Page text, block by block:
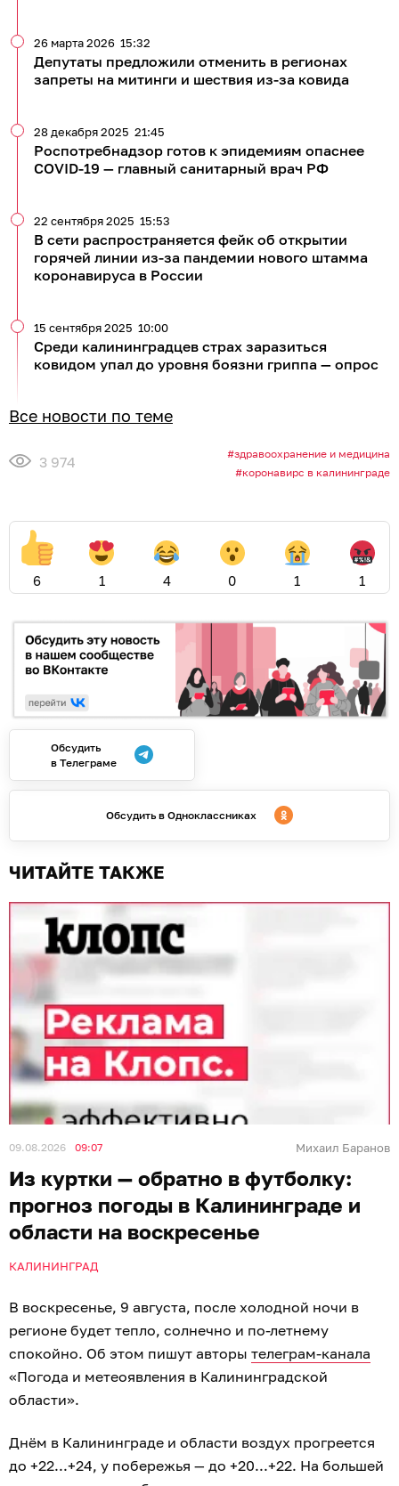
Депутаты предложили отменить в регионах
запреты на митинги и шествия из-за ковида
26 марта 2026 15:32
Роспотребнадзор готов к эпидемиям опаснее
COVID-19 — главный санитарный врач РФ
28 декабря 2025 21:45
В сети распространяется фейк об открытии
горячей линии из-за пандемии нового штамма
коронавируса в России
22 сентября 2025 15:53
Среди калининградцев страх заразиться
ковидом упал до уровня боязни гриппа — опрос
15 сентября 2025 10:00
Все новости по теме
3 974
здравоохранение и медицина
коронавирс в калининграде
6 1 4 0 1 1
Обсудить
в Телеграме
Обсудить в Одноклассниках
ЧИТАЙТЕ ТАКЖЕ
09.08.2026 09:07 Михаил Баранов
Из куртки — обратно в футболку:
прогноз погоды в Калининграде и
области на воскресенье
КАЛИНИНГРАД
В воскресенье, 9 августа, после холодной ночи в
регионе будет тепло, солнечно и по-летнему
спокойно. Об этом пишут авторы телеграм-канала
«Погода и метеоявления в Калининградской
области».
Днём в Калининграде и области воздух прогреется
до +22...+24, у побережья — до +20...+22. На большей